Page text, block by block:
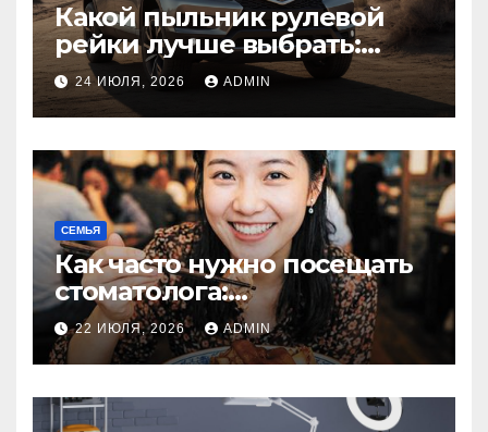
Какой пыльник рулевой
рейки лучше выбрать:
оригинальный или аналог,
резина или полиуретан
24 ИЮЛЯ, 2026 ADMIN
СЕМЬЯ
Как часто нужно посещать
стоматолога:
рекомендации для
здоровья зубов
22 ИЮЛЯ, 2026 ADMIN